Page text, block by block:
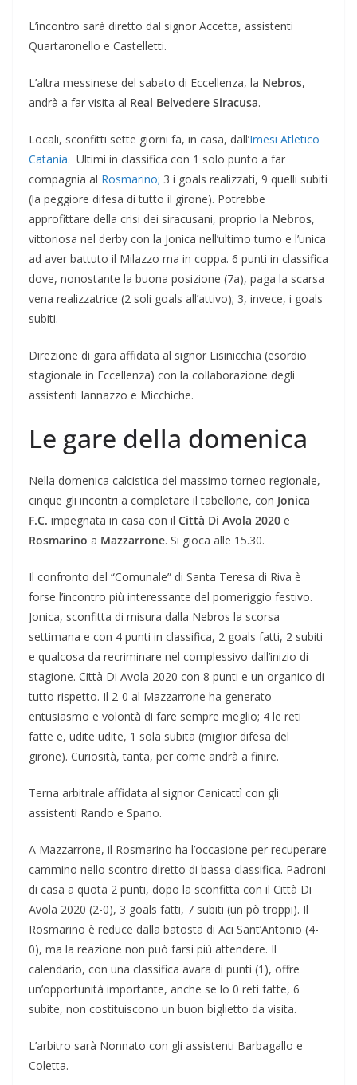
L’incontro sarà diretto dal signor Accetta, assistenti
Quartaronello e Castelletti.
L’altra messinese del sabato di Eccellenza, la Nebros,
andrà a far visita al Real Belvedere Siracusa.
Locali, sconfitti sette giorni fa, in casa, dall’Imesi Atletico
Catania. Ultimi in classifica con 1 solo punto a far
compagnia al Rosmarino; 3 i goals realizzati, 9 quelli subiti
(la peggiore difesa di tutto il girone). Potrebbe
approfittare della crisi dei siracusani, proprio la Nebros,
vittoriosa nel derby con la Jonica nell’ultimo turno e l’unica
ad aver battuto il Milazzo ma in coppa. 6 punti in classifica
dove, nonostante la buona posizione (7a), paga la scarsa
vena realizzatrice (2 soli goals all’attivo); 3, invece, i goals
subiti.
Direzione di gara affidata al signor Lisinicchia (esordio
stagionale in Eccellenza) con la collaborazione degli
assistenti Iannazzo e Micchiche.
Le gare della domenica
Nella domenica calcistica del massimo torneo regionale,
cinque gli incontri a completare il tabellone, con Jonica
F.C. impegnata in casa con il Città Di Avola 2020 e
Rosmarino a Mazzarrone. Si gioca alle 15.30.
Il confronto del “Comunale” di Santa Teresa di Riva è
forse l’incontro più interessante del pomeriggio festivo.
Jonica, sconfitta di misura dalla Nebros la scorsa
settimana e con 4 punti in classifica, 2 goals fatti, 2 subiti
e qualcosa da recriminare nel complessivo dall’inizio di
stagione. Città Di Avola 2020 con 8 punti e un organico di
tutto rispetto. Il 2-0 al Mazzarrone ha generato
entusiasmo e volontà di fare sempre meglio; 4 le reti
fatte e, udite udite, 1 sola subita (miglior difesa del
girone). Curiosità, tanta, per come andrà a finire.
Terna arbitrale affidata al signor Canicattì con gli
assistenti Rando e Spano.
A Mazzarrone, il Rosmarino ha l’occasione per recuperare
cammino nello scontro diretto di bassa classifica. Padroni
di casa a quota 2 punti, dopo la sconfitta con il Città Di
Avola 2020 (2-0), 3 goals fatti, 7 subiti (un pò troppi). Il
Rosmarino è reduce dalla batosta di Aci Sant’Antonio (4-
0), ma la reazione non può farsi più attendere. Il
calendario, con una classifica avara di punti (1), offre
un’opportunità importante, anche se lo 0 reti fatte, 6
subite, non costituiscono un buon biglietto da visita.
L’arbitro sarà Nonnato con gli assistenti Barbagallo e
Coletta.